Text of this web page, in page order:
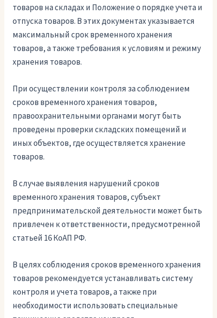
товаров на складах и Положение о порядке учета и
отпуска товаров. В этих документах указывается
максимальный срок временного хранения
товаров, а также требования к условиям и режиму
хранения товаров.
При осуществлении контроля за соблюдением
сроков временного хранения товаров,
правоохранительными органами могут быть
проведены проверки складских помещений и
иных объектов, где осуществляется хранение
товаров.
В случае выявления нарушений сроков
временного хранения товаров, субъект
предпринимательской деятельности может быть
привлечен к ответственности, предусмотренной
статьей 16 КоАП РФ.
В целях соблюдения сроков временного хранения
товаров рекомендуется устанавливать систему
контроля и учета товаров, а также при
необходимости использовать специальные